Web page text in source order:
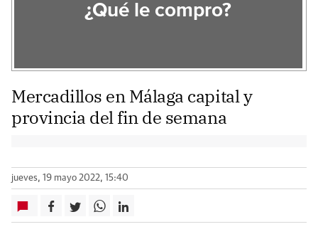
¿Qué le compro?
Mercadillos en Málaga capital y
provincia del fin de semana
jueves, 19 mayo 2022, 15:40